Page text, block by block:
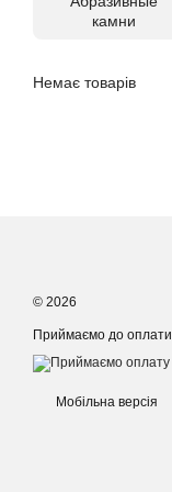
камни
Немає товарів
© 2026
Приймаємо до оплати
Мобільна версія